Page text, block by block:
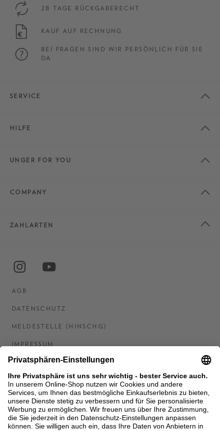
28 TAGE RÜCKGABERECHT
KAUF AUF RECHNUNG
BEI FRAGEN SIND WIR PERSÖNLICH FÜR SIE
DA
SERVICE
HILFE
UNGER FOR YOU
COMPANY
ZAHLARTEN
AGB
DATENSCHUTZ
MELDESTELLE (HINSCHG)
IMPRESSUM
BARRIEREFREIHEITSERKLÄRUNG
KONTAKT
COOKIES
MEN'S WORLD: BRAUN HAMBURG